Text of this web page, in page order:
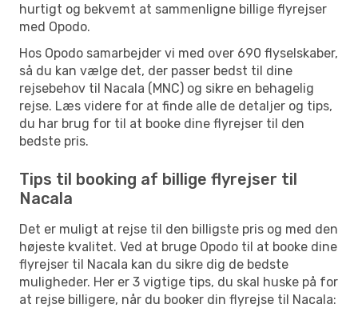
hurtigt og bekvemt at sammenligne billige flyrejser
med Opodo.
Hos Opodo samarbejder vi med over 690 flyselskaber,
så du kan vælge det, der passer bedst til dine
rejsebehov til Nacala (MNC) og sikre en behagelig
rejse. Læs videre for at finde alle de detaljer og tips,
du har brug for til at booke dine flyrejser til den
bedste pris.
Tips til booking af billige flyrejser til
Nacala
Det er muligt at rejse til den billigste pris og med den
højeste kvalitet. Ved at bruge Opodo til at booke dine
flyrejser til Nacala kan du sikre dig de bedste
muligheder. Her er 3 vigtige tips, du skal huske på for
at rejse billigere, når du booker din flyrejse til Nacala: